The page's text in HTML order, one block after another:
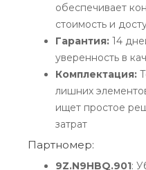
обеспечивает
стоимость и
Гарантия: 14
уверенность в
Комплектация:
лишних
ищет простое
затрат
Партномер:
9Z.N9HBQ.901: